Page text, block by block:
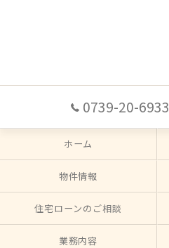
0739-20-6933
ホーム
物件情報
住宅ローンのご相談
業務内容